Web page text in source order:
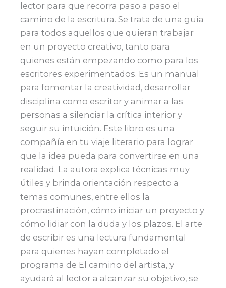
lector para que recorra paso a paso el
camino de la escritura. Se trata de una guía
para todos aquellos que quieran trabajar
en un proyecto creativo, tanto para
quienes están empezando como para los
escritores experimentados. Es un manual
para fomentar la creatividad, desarrollar
disciplina como escritor y animar a las
personas a silenciar la crítica interior y
seguir su intuición. Este libro es una
compañía en tu viaje literario para lograr
que la idea pueda para convertirse en una
realidad. La autora explica técnicas muy
útiles y brinda orientación respecto a
temas comunes, entre ellos la
procrastinación, cómo iniciar un proyecto y
cómo lidiar con la duda y los plazos. El arte
de escribir es una lectura fundamental
para quienes hayan completado el
programa de El camino del artista, y
ayudará al lector a alcanzar su objetivo, se